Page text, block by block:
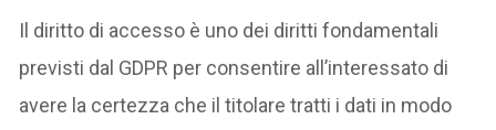
Il diritto di accesso è uno dei diritti fondamentali
previsti dal GDPR per consentire all’interessato di
avere la certezza che il titolare tratti i dati in modo